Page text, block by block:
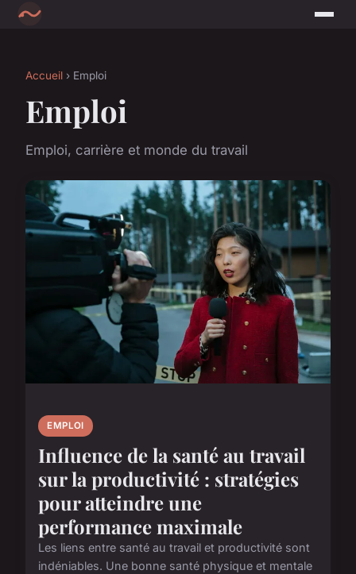
Accueil › Emploi
Emploi
Emploi, carrière et monde du travail
EMPLOI
Influence de la santé au travail
sur la productivité : stratégies
pour atteindre une
performance maximale
Les liens entre santé au travail et productivité sont
indéniables. Une bonne santé physique et mentale